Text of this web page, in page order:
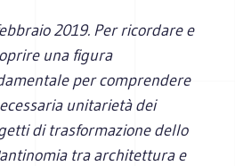
2019. Per ricordare e
una figura
per comprendere
unitarietà dei
di trasformazione dello
tra architettura e